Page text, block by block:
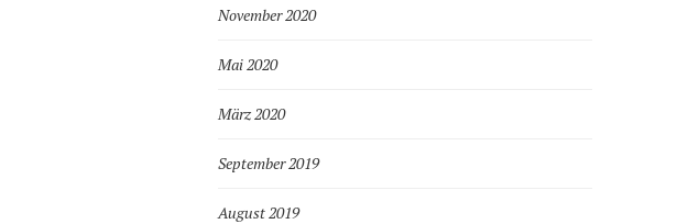
November 2020
Mai 2020
März 2020
September 2019
August 2019